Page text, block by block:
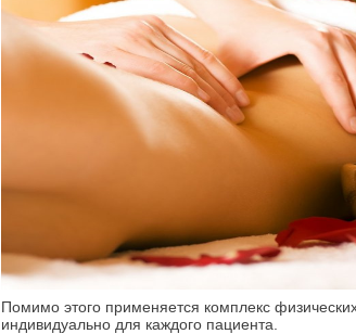
Помимо этого применяется комплекс
индивидуально для каждого пациента.